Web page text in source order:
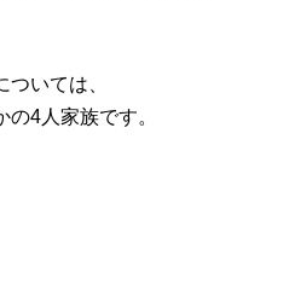
いては、
4人家族です。